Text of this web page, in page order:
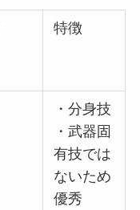
特徴
・分身技
・武器固
有技では
ないため
優秀